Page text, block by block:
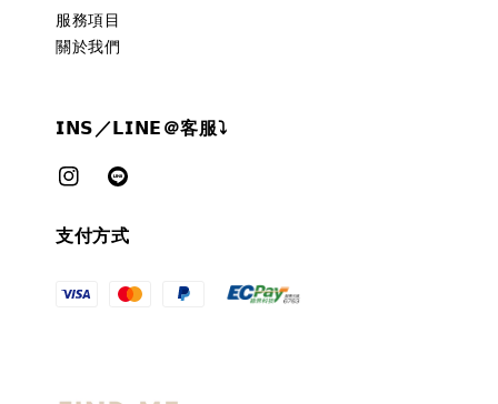
服務項目
關於我們
𝗜𝗡𝗦／𝗟𝗜𝗡𝗘＠客服⤵︎
支付方式